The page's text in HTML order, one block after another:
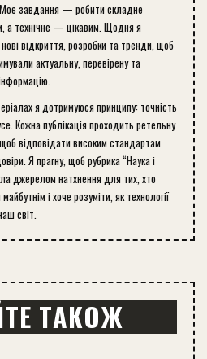
Моє завдання — робити складне
а технічне — цікавим. Щодня я
відкриття, розробки та тренди, щоб
актуальну, перевірену та
я дотримуюся принципу: точність
Кожна публікація проходить ретельну
відповідати високим стандартам
Я прагну, щоб рубрика “Наука і
джерелом натхнення для тих, хто
і хоче розуміти, як технології
світ.
ТАКОЖ